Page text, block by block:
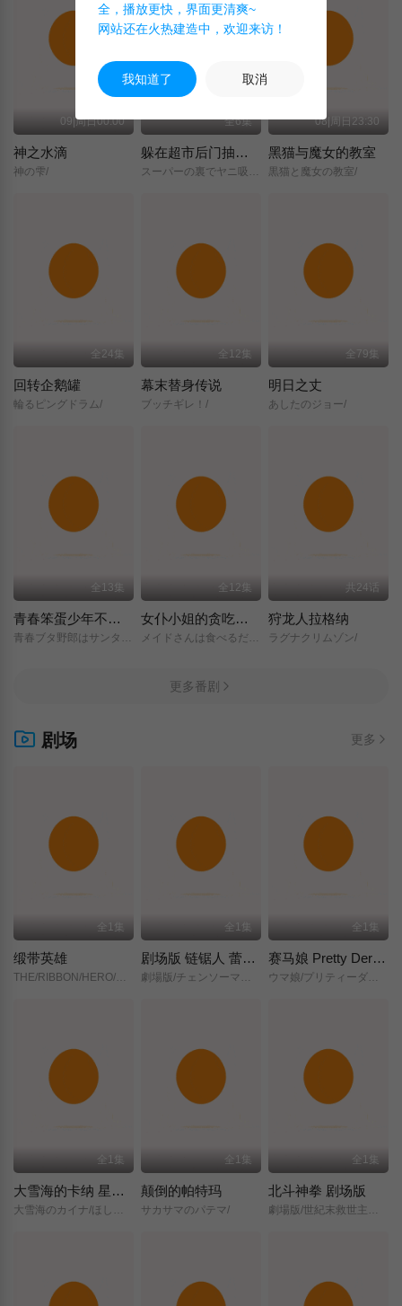
09|周日00:00
神之水滴
神の雫/
全6集
躲在超市后门抽烟的两人
スーパーの裏でヤニ吸うふたり/
08|周日23:30
黑猫与魔女的教室
黒猫と魔女の教室/
全24集
回转企鹅罐
輪るピングドラム/
全12集
幕末替身传说
ブッチギレ！/
全79集
明日之丈
あしたのジョー/
全13集
青春笨蛋少年不做圣诞服女郎的梦
全12集
女仆小姐的贪吃日常
メイドさんは食べるだけ/
共24话
狩龙人拉格纳
ラグナクリムゾン/
更多番剧
剧场 更多
全1集
缎带英雄
全1集
剧场版 链锯人 蕾塞篇(正式版)
全1集
赛马娘 Pretty Derby 新时代之门
全1集
大雪海的卡纳 星之贤者
大雪海のカイナ/ほしのけんじゃ/
全1集
颠倒的帕特玛
サカサマのパテマ/
全1集
北斗神拳 剧场版
劇場版/世紀末救世主伝説/北斗の拳/
全，播放更快，界面更清爽~
网站还在火热建造中，欢迎来访！
我知道了 取消